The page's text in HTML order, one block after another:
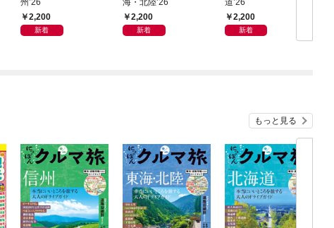
2,200
新着
2,200
新着
2,200
新着
もっと見る